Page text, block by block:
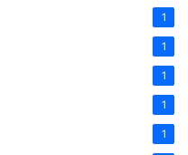
1
1
1
1
1